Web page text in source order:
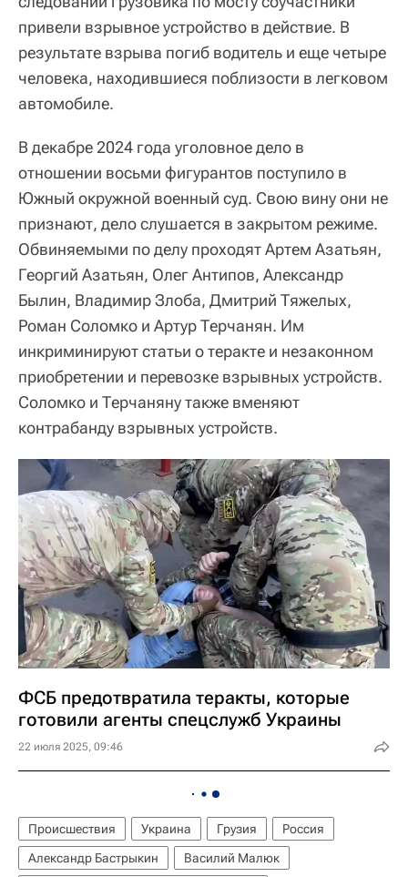
привели взрывное устройство в действие. В
результате взрыва погиб водитель и еще четыре
человека, находившиеся поблизости в легковом
автомобиле.
В декабре 2024 года уголовное дело в
отношении восьми фигурантов поступило в
Южный окружной военный суд. Свою вину они не
признают, дело слушается в закрытом режиме.
Обвиняемыми по делу проходят Артем Азатьян,
Георгий Азатьян, Олег Антипов, Александр
Былин, Владимир Злоба, Дмитрий Тяжелых,
Роман Соломко и Артур Терчанян. Им
инкриминируют статьи о теракте и незаконном
приобретении и перевозке взрывных устройств.
Соломко и Терчаняну также вменяют
контрабанду взрывных устройств.
ФСБ предотвратила теракты, которые
готовили агенты спецслужб Украины
22 июля 2025, 09:46
Происшествия Украина Грузия
Россия
Александр Бастрыкин
Василий Малюк